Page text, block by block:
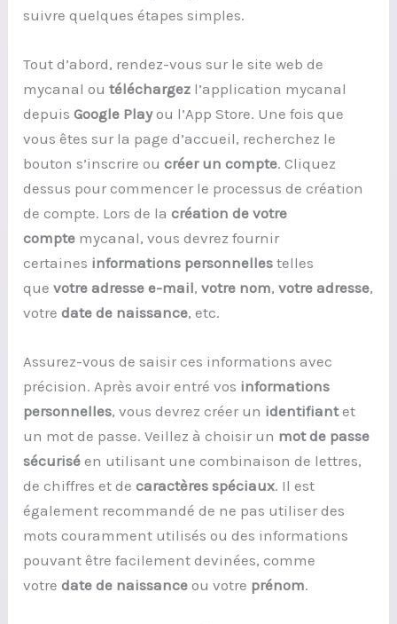
suivre quelques étapes simples.
Tout d’abord, rendez-vous sur le site web de
mycanal outéléchargez l’application mycanal
depuisGoogle Playou l’App Store. Une fois que
vous êtes sur la page d’accueil, recherchez le
bouton s’inscrire oucréer un compte. Cliquez
dessus pour commencer le processus de création
de compte. Lors de lacréation de votre
compte mycanal, vous devrez fournir
certaines informations personnelles telles
quevotre adresse e-mail,votre nom,votre adresse,
votredate de naissance, etc.
Assurez-vous de saisir ces informations avec
précision. Après avoir entré vos informations
personnelles, vous devrez créer un identifiantet
un mot de passe. Veillez à choisir un mot de passe
sécurisé en utilisant une combinaison de lettres,
de chiffres et decaractères spéciaux. Il est
également recommandé de ne pas utiliser des
mots couramment utilisés ou des informations
pouvant être facilement devinées, comme
votredate de naissance ou votre prénom.